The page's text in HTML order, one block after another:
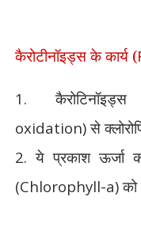
कैरोटीनॉइड्स के कार्य (
1.
oxidation)से
2.ये प्रकाश ऊर्जा
(Chlorophyll-a)को